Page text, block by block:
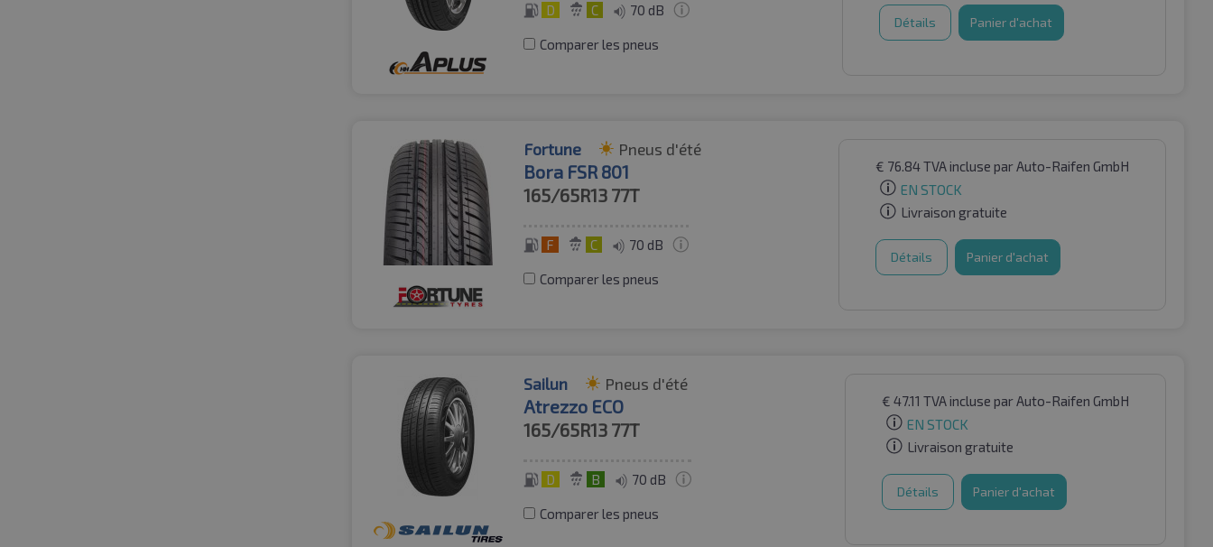
D C 70 dB
Comparer les pneus
Détails Panier d'achat
Fortune Pneus d'été
Bora FSR 801
165/65R13 77T
F C 70 dB
Comparer les pneus
€ 76.84TVA incluse par Auto-Raifen GmbH
EN STOCK
Livraison gratuite
Détails Panier d'achat
Sailun Pneus d'été
Atrezzo ECO
165/65R13 77T
D B 70 dB
Comparer les pneus
€ 47.11 TVA incluse par Auto-Raifen GmbH
EN STOCK
Livraison gratuite
Détails Panier d'achat